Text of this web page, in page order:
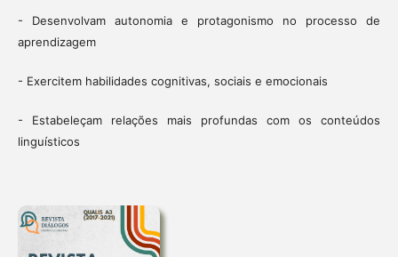
- Desenvolvam autonomia e protagonismo no processo de
aprendizagem
- Exercitem habilidades cognitivas, sociais e emocionais
- Estabeleçam relações mais profundas com os conteúdos
linguísticos